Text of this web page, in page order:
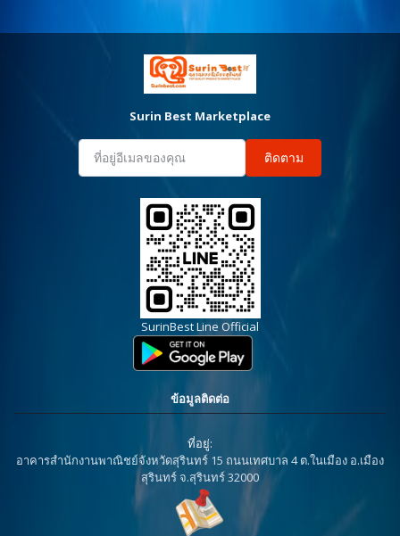
Surin Best Marketplace
ติดตาม
SurinBest Line Official
ข้อมูลติดต่อ
ที่อยู่:
อาคารสำนักงานพาณิชย์จังหวัดสุรินทร์ 15 ถนนเทศบาล 4 ต.ในเมือง อ.เมือง
สุรินทร์ จ.สุรินทร์ 32000